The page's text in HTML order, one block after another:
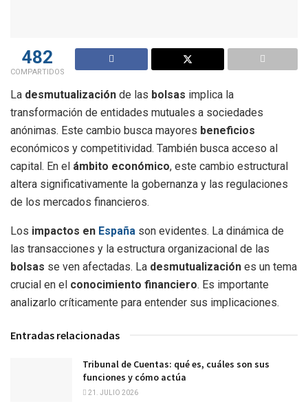
482
COMPARTIDOS
La desmutualización de las bolsas implica la
transformación de entidades mutuales a sociedades
anónimas. Este cambio busca mayores beneficios
económicos y competitividad. También busca acceso al
capital. En el ámbito económico, este cambio estructural
altera significativamente la gobernanza y las regulaciones
de los mercados financieros.
Los impactos en España son evidentes. La dinámica de
las transacciones y la estructura organizacional de las
bolsas se ven afectadas. La desmutualización es un tema
crucial en el conocimiento financiero. Es importante
analizarlo críticamente para entender sus implicaciones.
Entradas relacionadas
Tribunal de Cuentas: qué es, cuáles son sus
funciones y cómo actúa
21. JULIO 2026